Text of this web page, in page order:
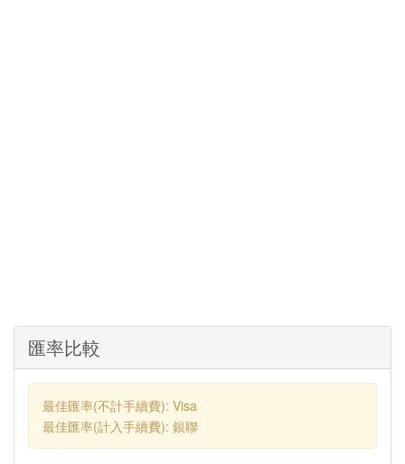
匯率比較
最佳匯率(不計手續費): Visa
最佳匯率(計入手續費): 銀聯